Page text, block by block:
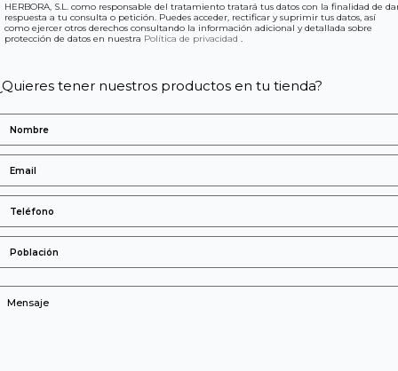
HERBORA, S.L. como responsable del tratamiento tratará tus datos con la finalidad de
respuesta a tu consulta o petición. Puedes acceder, rectificar y suprimir tus datos, así
como ejercer otros derechos consultando la información adicional y detallada sobre
protección de datos en nuestra Política de privacidad .
tener nuestros productos en tu tienda?